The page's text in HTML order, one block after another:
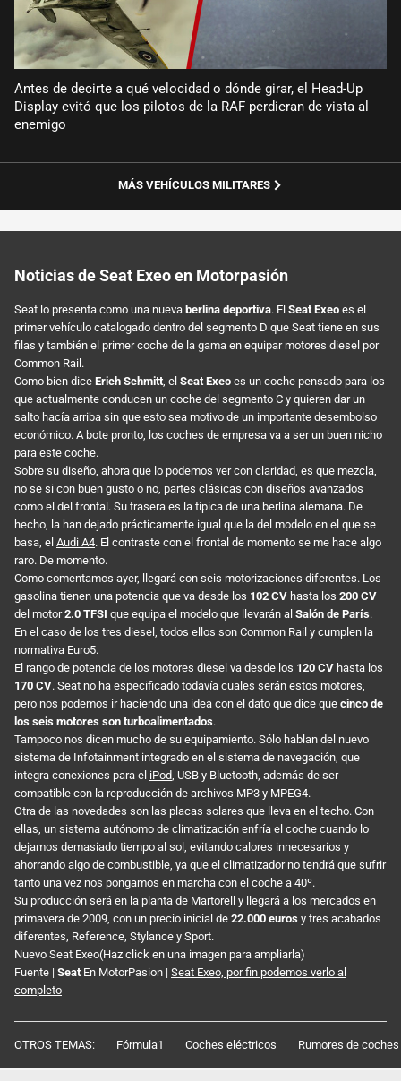
Antes de decirte a qué velocidad o dónde girar, el Head-Up
Display evitó que los pilotos de la RAF perdieran de vista al
enemigo
MÁS VEHÍCULOS MILITARES
Noticias de Seat Exeo en Motorpasión
Seat lo presenta como una nueva berlina deportiva. El Seat Exeo es el
primer vehículo catalogado dentro del segmento D que Seat tiene en sus
filas y también el primer coche de la gama en equipar motores diesel por
Common Rail.
Como bien dice Erich Schmitt, el Seat Exeo es un coche pensado para los
que actualmente conducen un coche del segmento C y quieren dar un
salto hacía arriba sin que esto sea motivo de un importante desembolso
económico. A bote pronto, los coches de empresa va a ser un buen nicho
para este coche.
Sobre su diseño, ahora que lo podemos ver con claridad, es que mezcla,
no se si con buen gusto o no, partes clásicas con diseños avanzados
como el del frontal. Su trasera es la típica de una berlina alemana. De
hecho, la han dejado prácticamente igual que la del modelo en el que se
basa, el Audi A4. El contraste con el frontal de momento se me hace algo
raro. De momento.
Como comentamos ayer, llegará con seis motorizaciones diferentes. Los
gasolina tienen una potencia que va desde los 102 CV hasta los 200 CV
del motor2.0 TFSI que equipa el modelo que llevarán al Salón de París.
En el caso de los tres diesel, todos ellos son Common Rail y cumplen la
normativa Euro5.
El rango de potencia de los motores diesel va desde los 120 CV hasta los
170 CV. Seat no ha especificado todavía cuales serán estos motores,
pero nos podemos ir haciendo una idea con el dato que dice que cinco de
los seis motores son turboalimentados.
Tampoco nos dicen mucho de su equipamiento. Sólo hablan del nuevo
sistema de Infotainment integrado en el sistema de navegación, que
integra conexiones para el iPod, USB y Bluetooth, además de ser
compatible con la reproducción de archivos MP3 y MPEG4.
Otra de las novedades son las placas solares que lleva en el techo. Con
ellas, un sistema autónomo de climatización enfría el coche cuando lo
dejamos demasiado tiempo al sol, evitando calores innecesarios y
ahorrando algo de combustible, ya que el climatizador no tendrá que sufrir
tanto una vez nos pongamos en marcha con el coche a 40º.
Su producción será en la planta de Martorell y llegará a los mercados en
primavera de 2009, con un precio inicial de 22.000 euros y tres acabados
diferentes, Reference, Stylance y Sport.
Nuevo Seat Exeo(Haz click en una imagen para ampliarla)
Fuente | SeatEn MotorPasion | Seat Exeo, por fin podemos verlo al
completo
OTROS TEMAS: Fórmula1 Coches eléctricos Rumores de coches